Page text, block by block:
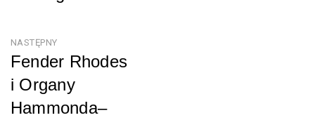
NASTĘPNY
Fender Rhodes
i Organy
Hammonda–